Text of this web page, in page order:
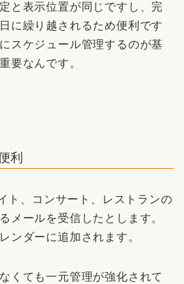
と表示位置が同じですし、完
に繰り越されるため便利です
スケジュール管理するのが基
要なんです。
利
ト、コンサート、レストランの
メールを受信したとします。
ンダーに追加されます。
くても一元管理が強化されて